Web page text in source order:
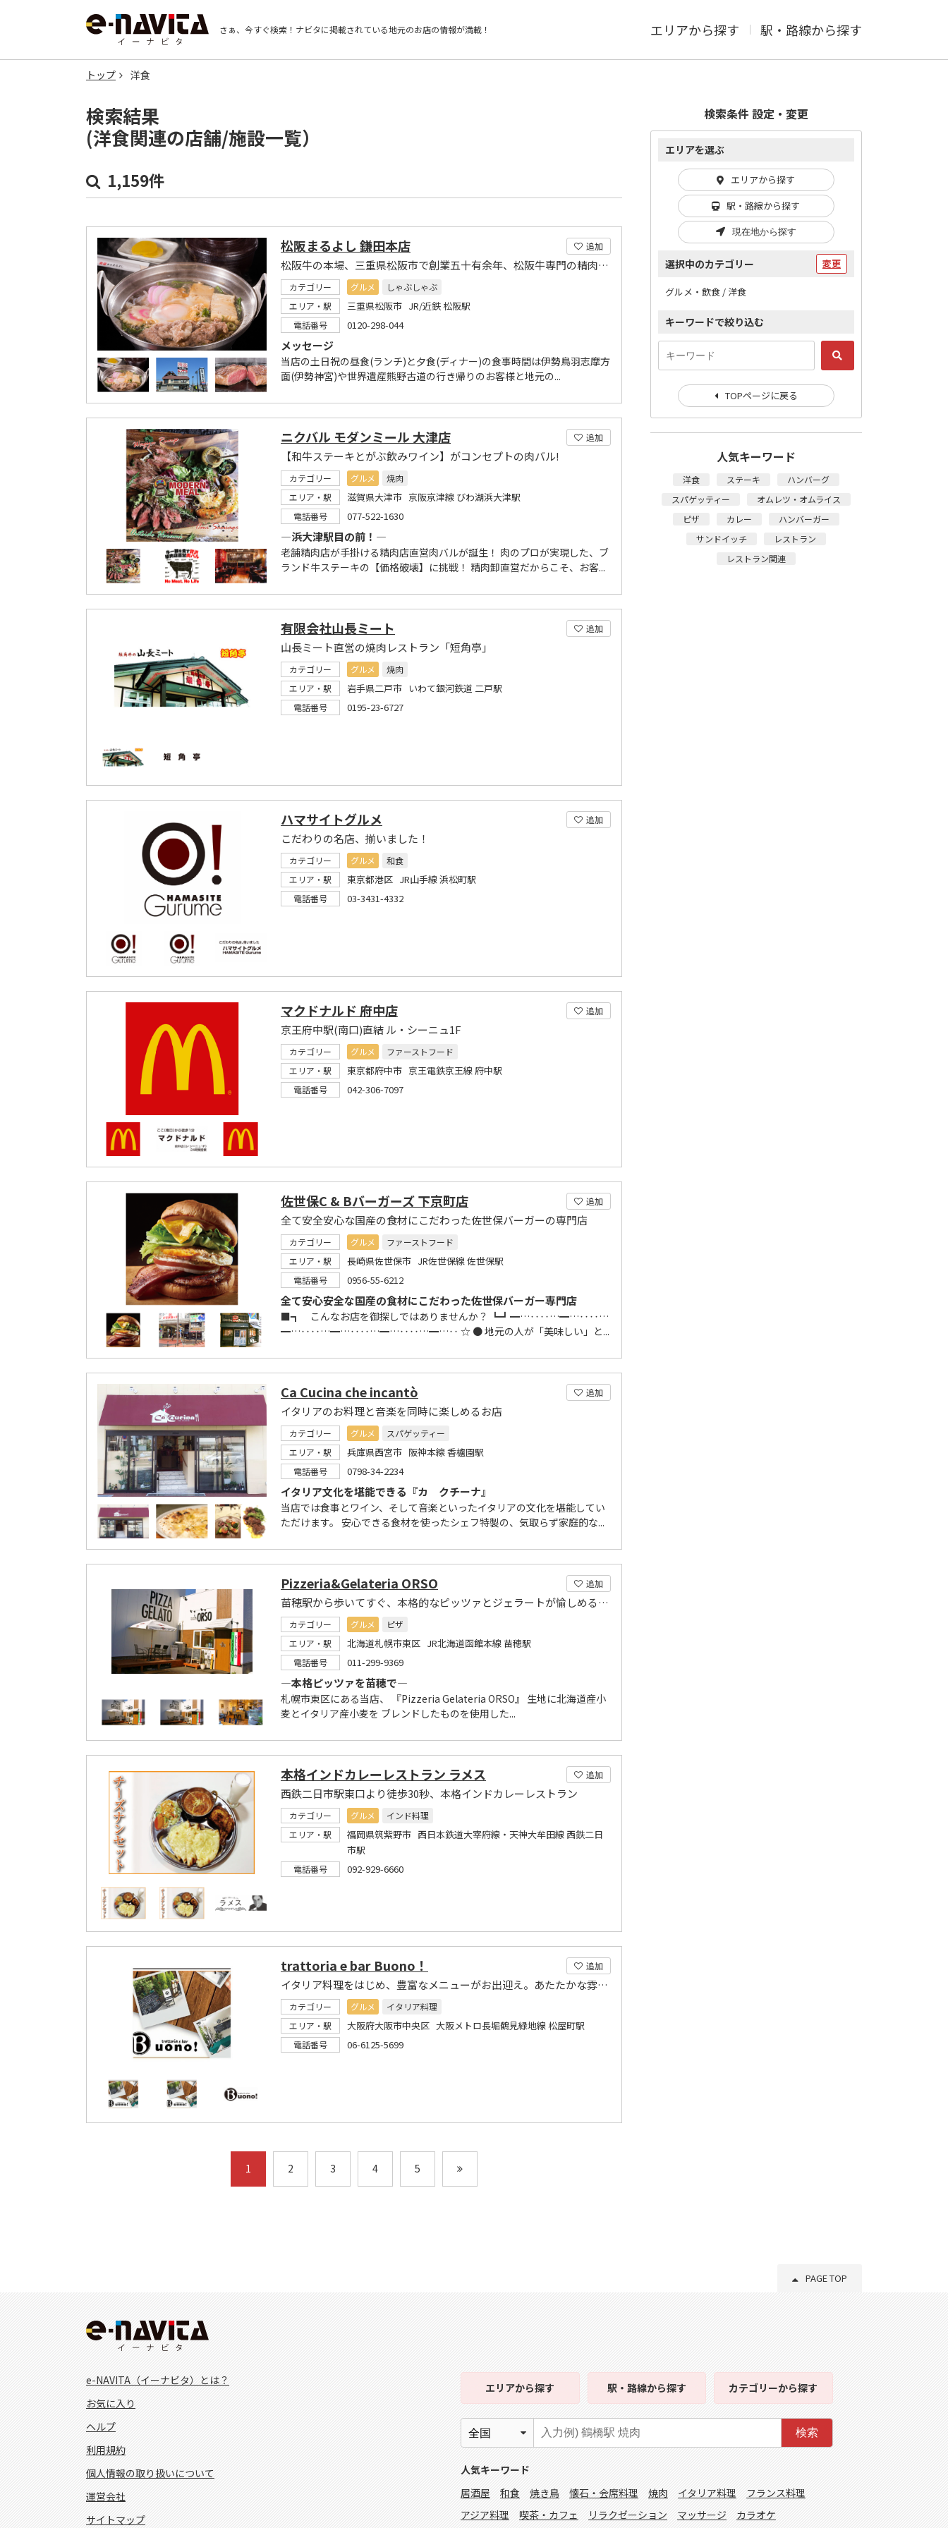
さぁ、今すぐ検索！ ナビタに掲載されている地元のお店の情報が満載！ エリアから探す 駅・路線から探す
トップ 洋食
検索結果
(洋食関連の店舗/施設一覧）
1,159件
追加
松阪まるよし 鎌田本店
松阪牛の本場、三重県松阪市で創業五十有余年、松阪牛専門の精肉店と直営レストラン
カテゴリー グルメ
しゃぶしゃぶ
エリア・駅
三重県松阪市 JR/近鉄 松阪駅
電話番号 0120-298-044
メッセージ
当店の土日祝の昼食(ランチ)と夕食(ディナー)の食事時間は伊勢鳥羽志摩方
面(伊勢神宮)や世界遺産熊野古道の行き帰りのお客様と地元の...
追加
ニクバル モダンミール 大津店
【和牛ステーキとがぶ飲みワイン】がコンセプトの肉バル!
カテゴリー グルメ
焼肉
エリア・駅
滋賀県大津市 京阪京津線 びわ湖浜大津駅
電話番号 077-522-1630
―浜大津駅目の前！―
老舗精肉店が手掛ける精肉店直営肉バルが誕生！ 肉のプロが実現した、ブ
ランド牛ステーキの【価格破壊】に挑戦！ 精肉卸直営だからこそ、お客...
追加
有限会社山長ミート
山長ミート直営の焼肉レストラン「短角亭」
カテゴリー グルメ
焼肉
エリア・駅
岩手県二戸市 いわて銀河鉄道 二戸駅
電話番号 0195-23-6727
追加
ハマサイトグルメ
こだわりの名店、揃いました！
カテゴリー グルメ
和食
エリア・駅
東京都港区 JR山手線 浜松町駅
電話番号 03-3431-4332
追加
マクドナルド 府中店
京王府中駅(南口)直結 ル・シーニュ1F
カテゴリー グルメ
ファーストフード
エリア・駅
東京都府中市 京王電鉄京王線 府中駅
電話番号 042-306-7097
追加
佐世保C & Bバーガーズ 下京町店
全て安全安心な国産の食材にこだわった佐世保バーガーの専門店
カテゴリー グルメ
ファーストフード
エリア・駅
長崎県佐世保市 JR佐世保線 佐世保駅
電話番号 0956-55-6212
全て安心安全な国産の食材にこだわった佐世保バーガー専門店
■┓ こんなお店を御探しではありませんか？ ┗┛━…‥‥…━…‥‥…
━…‥‥…━…‥‥…━…‥‥…━…‥ ☆ ● 地元の人が「美味しい」と...
追加
Ca Cucina che incantò
イタリアのお料理と音楽を同時に楽しめるお店
カテゴリー グルメ
スパゲッティー
エリア・駅
兵庫県西宮市 阪神本線 香櫨園駅
電話番号 0798-34-2234
イタリア文化を堪能できる『カ クチーナ』
当店では食事とワイン、そして音楽といったイタリアの文化を堪能してい
ただけます。 安心できる食材を使ったシェフ特製の、気取らず家庭的な...
追加
Pizzeria&Gelateria ORSO
苗穂駅から歩いてすぐ、本格的なピッツァとジェラートが愉しめるお店
カテゴリー グルメ
ピザ
エリア・駅
北海道札幌市東区 JR北海道函館本線 苗穂駅
電話番号 011-299-9369
―本格ピッツァを苗穂で―
札幌市東区にある当店、 『Pizzeria Gelateria ORSO』 生地に北海道産小
麦とイタリア産小麦を ブレンドしたものを使用した...
追加
本格インドカレーレストラン ラメス
西鉄二日市駅東口より徒歩30秒、本格インドカレーレストラン
カテゴリー グルメ
インド料理
エリア・駅
福岡県筑紫野市 西日本鉄道大宰府線・天神大牟田線 西鉄二日
市駅
電話番号 092-929-6660
追加
trattoria e bar Buono！
イタリア料理をはじめ、豊富なメニューがお出迎え。あたたかな雰囲気のくつろぎ空間。
カテゴリー グルメ
イタリア料理
エリア・駅
大阪府大阪市中央区 大阪メトロ長堀鶴見緑地線 松屋町駅
電話番号 06-6125-5699
1 2 3 4 5
検索条件 設定・変更
エリアを選ぶ
エリアから探す
駅・路線から探す
現在地から探す
選択中のカテゴリー 変更
グルメ・飲食 / 洋食
キーワードで絞り込む
TOPページに戻る
人気キーワード
洋食 ステーキ
ハンバーグ
スパゲッティー
オムレツ・オムライス
ピザ
カレー
ハンバーガー
サンドイッチ
レストラン
レストラン関連
PAGE TOP
e-NAVITA（イーナビタ）とは？
お気に入り
ヘルプ
利用規約
個人情報の取り扱いについて
運営会社
サイトマップ
エリアから探す 駅・路線から探す カテゴリーから探す
検索
人気キーワード
居酒屋
和食 焼き鳥 懐石・会席料理 焼肉 イタリア料理
フランス料理
アジア料理
喫茶・カフェ リラクゼーション マッサージ カラオケ